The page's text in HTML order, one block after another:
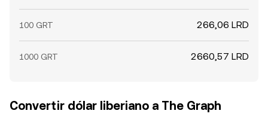
100 GRT 266,06 LRD
1000 GRT 2660,57 LRD
Convertir dólar liberiano a The Graph